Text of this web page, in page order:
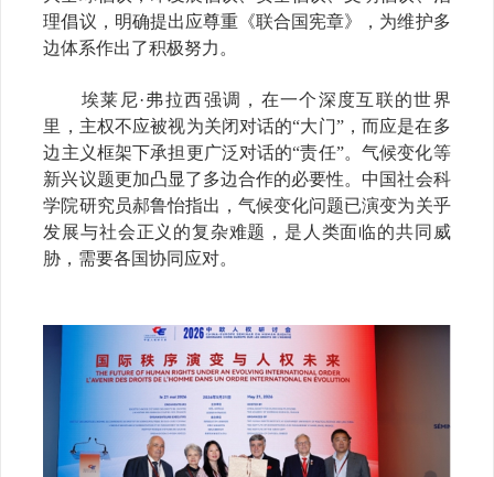
理倡议 ，明确提出应尊重《联合国宪章》，为维护多
边体系作出了积极努力。
埃莱尼·弗拉西强调，在一个深度互联的世界
里，主权不应被视为关闭对话的“大门”，而应是在多
边主义框架下承担更广泛对话的“责任”。气候变化等
新兴议题更加凸显了多边合作的必要性。中国社会科
学院研究员郝鲁怡指出，气候变化问题已演变为关乎
发展与社会正义的复杂难题，是人类面临的共同威
胁，需要各国协同应对。